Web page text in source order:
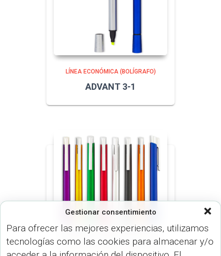
Gestionar consentimiento
Para ofrecer las mejores experiencias, utilizamos
tecnologías como las cookies para almacenar y/o
LÍNEA ECONÓMICA (BOLÍGRAFO)
ADVANT 3-1